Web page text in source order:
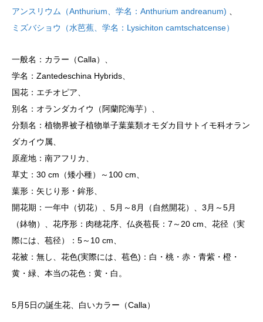
アンスリウム（Anthurium、学名：Anthurium andreanum)
ミズバショウ（水芭蕉、学名：Lysichiton camtschatcense）
一般名：カラー（Calla）、
学名：Zantedeschina Hybrids、
国花：エチオピア、
別名：オランダカイウ（阿蘭陀海芋）、
分類名：植物界被子植物単子葉葉類オモダカ目サトイモ科オラン
ダカイウ属、
原産地：南アフリカ、
草丈：30 cm（矮小種）～100 cm、
葉形：矢じり形・鉾形、
開花期：一年中（切花）、5月～8月（自然開花）、3月～5月
（鉢物）、花序形：肉穂花序、仏炎苞長：7～20 cm、花径（実
際には、苞径）：5～10 cm、
花被：無し、花色(実際には、苞色)：白・桃・赤・青紫・橙・
黄・緑、本当の花色：黄・白。
5月5日の誕生花、白いカラー（Calla）